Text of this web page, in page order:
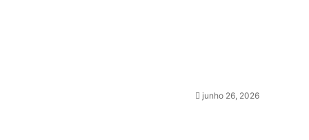
junho 26, 2026